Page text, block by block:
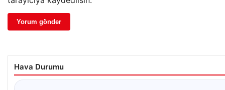
Hava Durumu